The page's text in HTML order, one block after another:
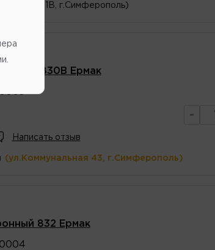
1В, г.Симферополь)
DT-830B Ермак
-
Написать отзыв
(ул.Коммунальная 43, г.Симферополь)
832 Ермак